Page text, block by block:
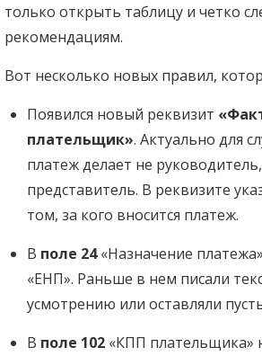
только открыть таблицу и четко
рекомендациям.
Вот несколько новых правил,
Появился новый реквизит
плательщик». Актуально для
платеж делает не
представитель. В реквизите
том, за кого вносится платеж.
В поле 24«Назначение
«ЕНП». Раньше в нем писали
усмотрению или оставляли
В поле 102 «КПП плательщика»